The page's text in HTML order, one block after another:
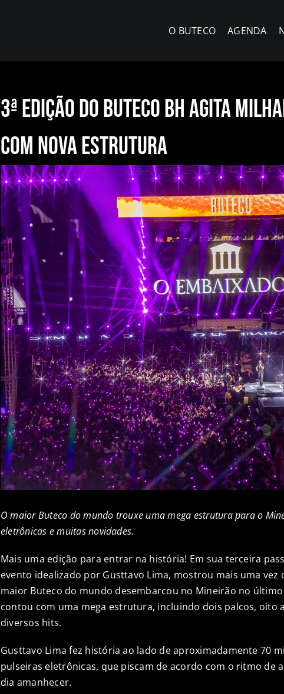
O BUTECO AGENDA
3ª edição do Buteco BH agita
com nova estrutura
O maior Buteco do mundo trouxe uma mega estrutura para o
eletrônicas e muitas novidades.
Mais uma edição para entrar na história! Em sua terceira
evento idealizado por Gusttavo Lima, mostrou mais uma
maior Buteco do mundo desembarcou no Mineirão no
contou com uma mega estrutura, incluindo dois palcos, oito
diversos hits.
Gusttavo Lima fez história ao lado de aproximadamente 70
pulseiras eletrônicas, que piscam de acordo com o ritmo de
dia amanhecer.